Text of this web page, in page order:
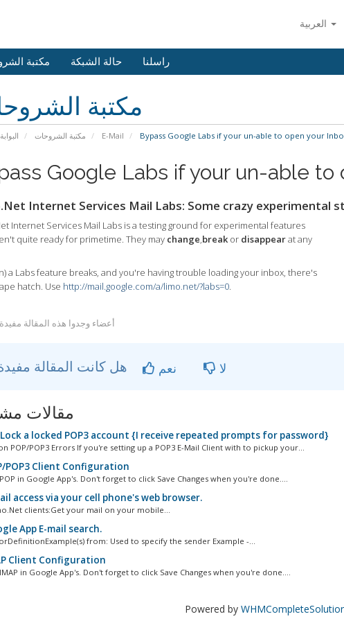
مكتبة حالة الشبكة راسلنا
مكتبة
مكتبة الشروحات E-Mail Bypass Google Labs if your un-able to open your
Google Labs if your un-able to
Internet Services Mail Labs: Some crazy experimental
Internet Services Mail Labs is a testing ground for experimental features
quite ready for primetime. They may change,breakor disappearat any
a Labs feature breaks, and you're having trouble loading your inbox, there's
hatch. Use http://mail.google.com/a/limo.net/?labs=0.
27 أعضاء وجدوا هذه المقالة مفيدة
نعم لا
مقالات
a locked POP3 account {I receive repeated prompts for password}
POP/POP3 Errors If you're setting up a POP3 E-Mail Client with to pickup your...
POP3 Client Configuration
in Google App's. Don't forget to click Save Changes when you're done....
access via your cell phone's web browser.
clients:Get your mail on your mobile...
App E-mail search.
from: Used to specify the sender Example -...
Client Configuration
in Google App's. Don't forget to click Save Changes when you're done....
Powered by